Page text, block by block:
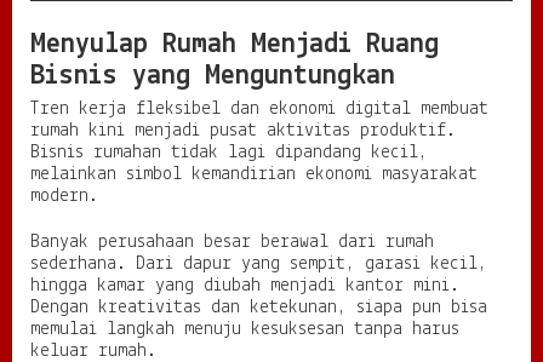
Menyulap Rumah Menjadi Ruang
Bisnis yang Menguntungkan
Tren kerja fleksibel dan ekonomi digital membuat
rumah kini menjadi pusat aktivitas produktif.
Bisnis rumahan tidak lagi dipandang kecil,
melainkan simbol kemandirian ekonomi masyarakat
modern.
Banyak perusahaan besar berawal dari rumah
sederhana. Dari dapur yang sempit, garasi kecil,
hingga kamar yang diubah menjadi kantor mini.
Dengan kreativitas dan ketekunan, siapa pun bisa
memulai langkah menuju kesuksesan tanpa harus
keluar rumah.